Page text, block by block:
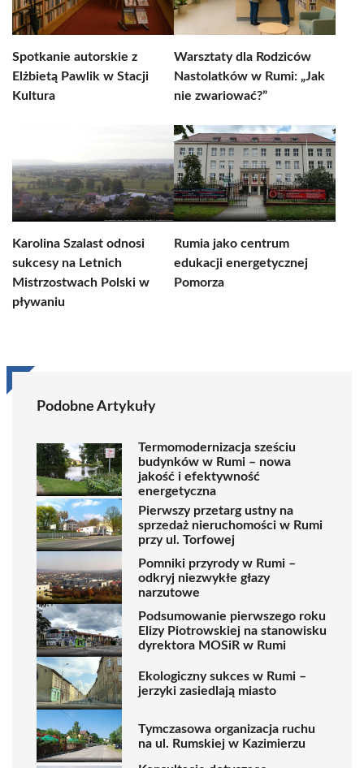
Spotkanie autorskie z
Elżbietą Pawlik w Stacji
Kultura
Warsztaty dla Rodziców
Nastolatków w Rumi: „Jak
nie zwariować?”
Karolina Szalast odnosi
sukcesy na Letnich
Mistrzostwach Polski w
pływaniu
Rumia jako centrum
edukacji energetycznej
Pomorza
Podobne Artykuły
Termomodernizacja sześciu
budynków w Rumi – nowa
jakość i efektywność
energetyczna
Pierwszy przetarg ustny na
sprzedaż nieruchomości w Rumi
przy ul. Torfowej
Pomniki przyrody w Rumi –
odkryj niezwykłe głazy
narzutowe
Podsumowanie pierwszego roku
Elizy Piotrowskiej na stanowisku
dyrektora MOSiR w Rumi
Ekologiczny sukces w Rumi –
jerzyki zasiedlają miasto
Tymczasowa organizacja ruchu
na ul. Rumskiej w Kazimierzu